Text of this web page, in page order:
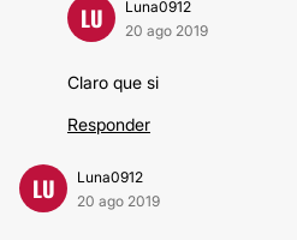
LU
Luna0912
20 ago 2019
Claro que si
Responder
LU
Luna0912
20 ago 2019